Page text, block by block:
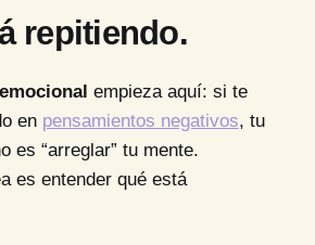
repitiendo.
empieza aquí: si te
en pensamientos negativos, tu
es “arreglar” tu mente.
es entender qué está